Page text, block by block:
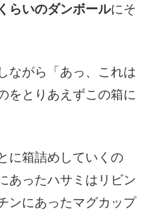
らいのダンボールにそ
ながら「あっ、これは
をとりあえずこの箱に
に箱詰めしていくの
あったハサミはリビン
ンにあったマグカップ